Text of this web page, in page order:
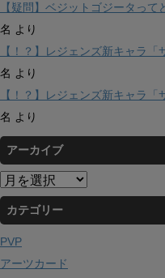
【疑問】ベジットゴジータっ
名 より
【！？】レジェンズ新キャラ
名 より
【！？】レジェンズ新キャラ
名 より
アーカイブ
ア
ー
カ
イ
ブ
カテゴリー
PVP
アーツカード